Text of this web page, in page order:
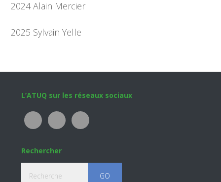
2024 Alain Mercier
2025 Sylvain Yelle
Footer
L’ATUQ sur les réseaux sociaux
Rechercher